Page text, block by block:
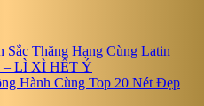
Thăng Hạng Cùng Latin
LÌ XÌ HẾT Ý
Hành Cùng Top 20 Nét Đẹp